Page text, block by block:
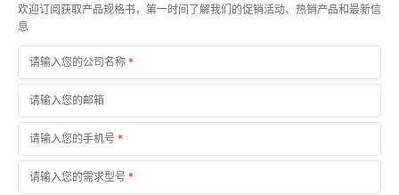
欢迎订阅获取产品规格书，第一时间了解我们的促销活动、热销产品和最新信
息
请输入您的公司名称 *
请输入您的邮箱
请输入您的手机号 *
请输入您的需求型号 *